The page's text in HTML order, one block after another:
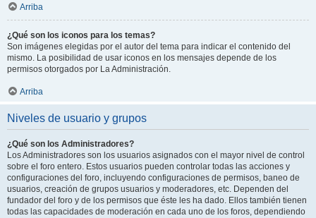
Arriba
¿Qué son los iconos para los temas?
Son imágenes elegidas por el autor del tema para indicar el contenido del
mismo. La posibilidad de usar iconos en los mensajes depende de los
permisos otorgados por La Administración.
Arriba
Niveles de usuario y grupos
¿Qué son los Administradores?
Los Administradores son los usuarios asignados con el mayor nivel de control
sobre el foro entero. Estos usuarios pueden controlar todas las acciones y
configuraciones del foro, incluyendo configuraciones de permisos, baneo de
usuarios, creación de grupos usuarios y moderadores, etc. Dependen del
fundador del foro y de los permisos que éste les ha dado. Ellos también tienen
todas las capacidades de moderación en cada uno de los foros, dependiendo